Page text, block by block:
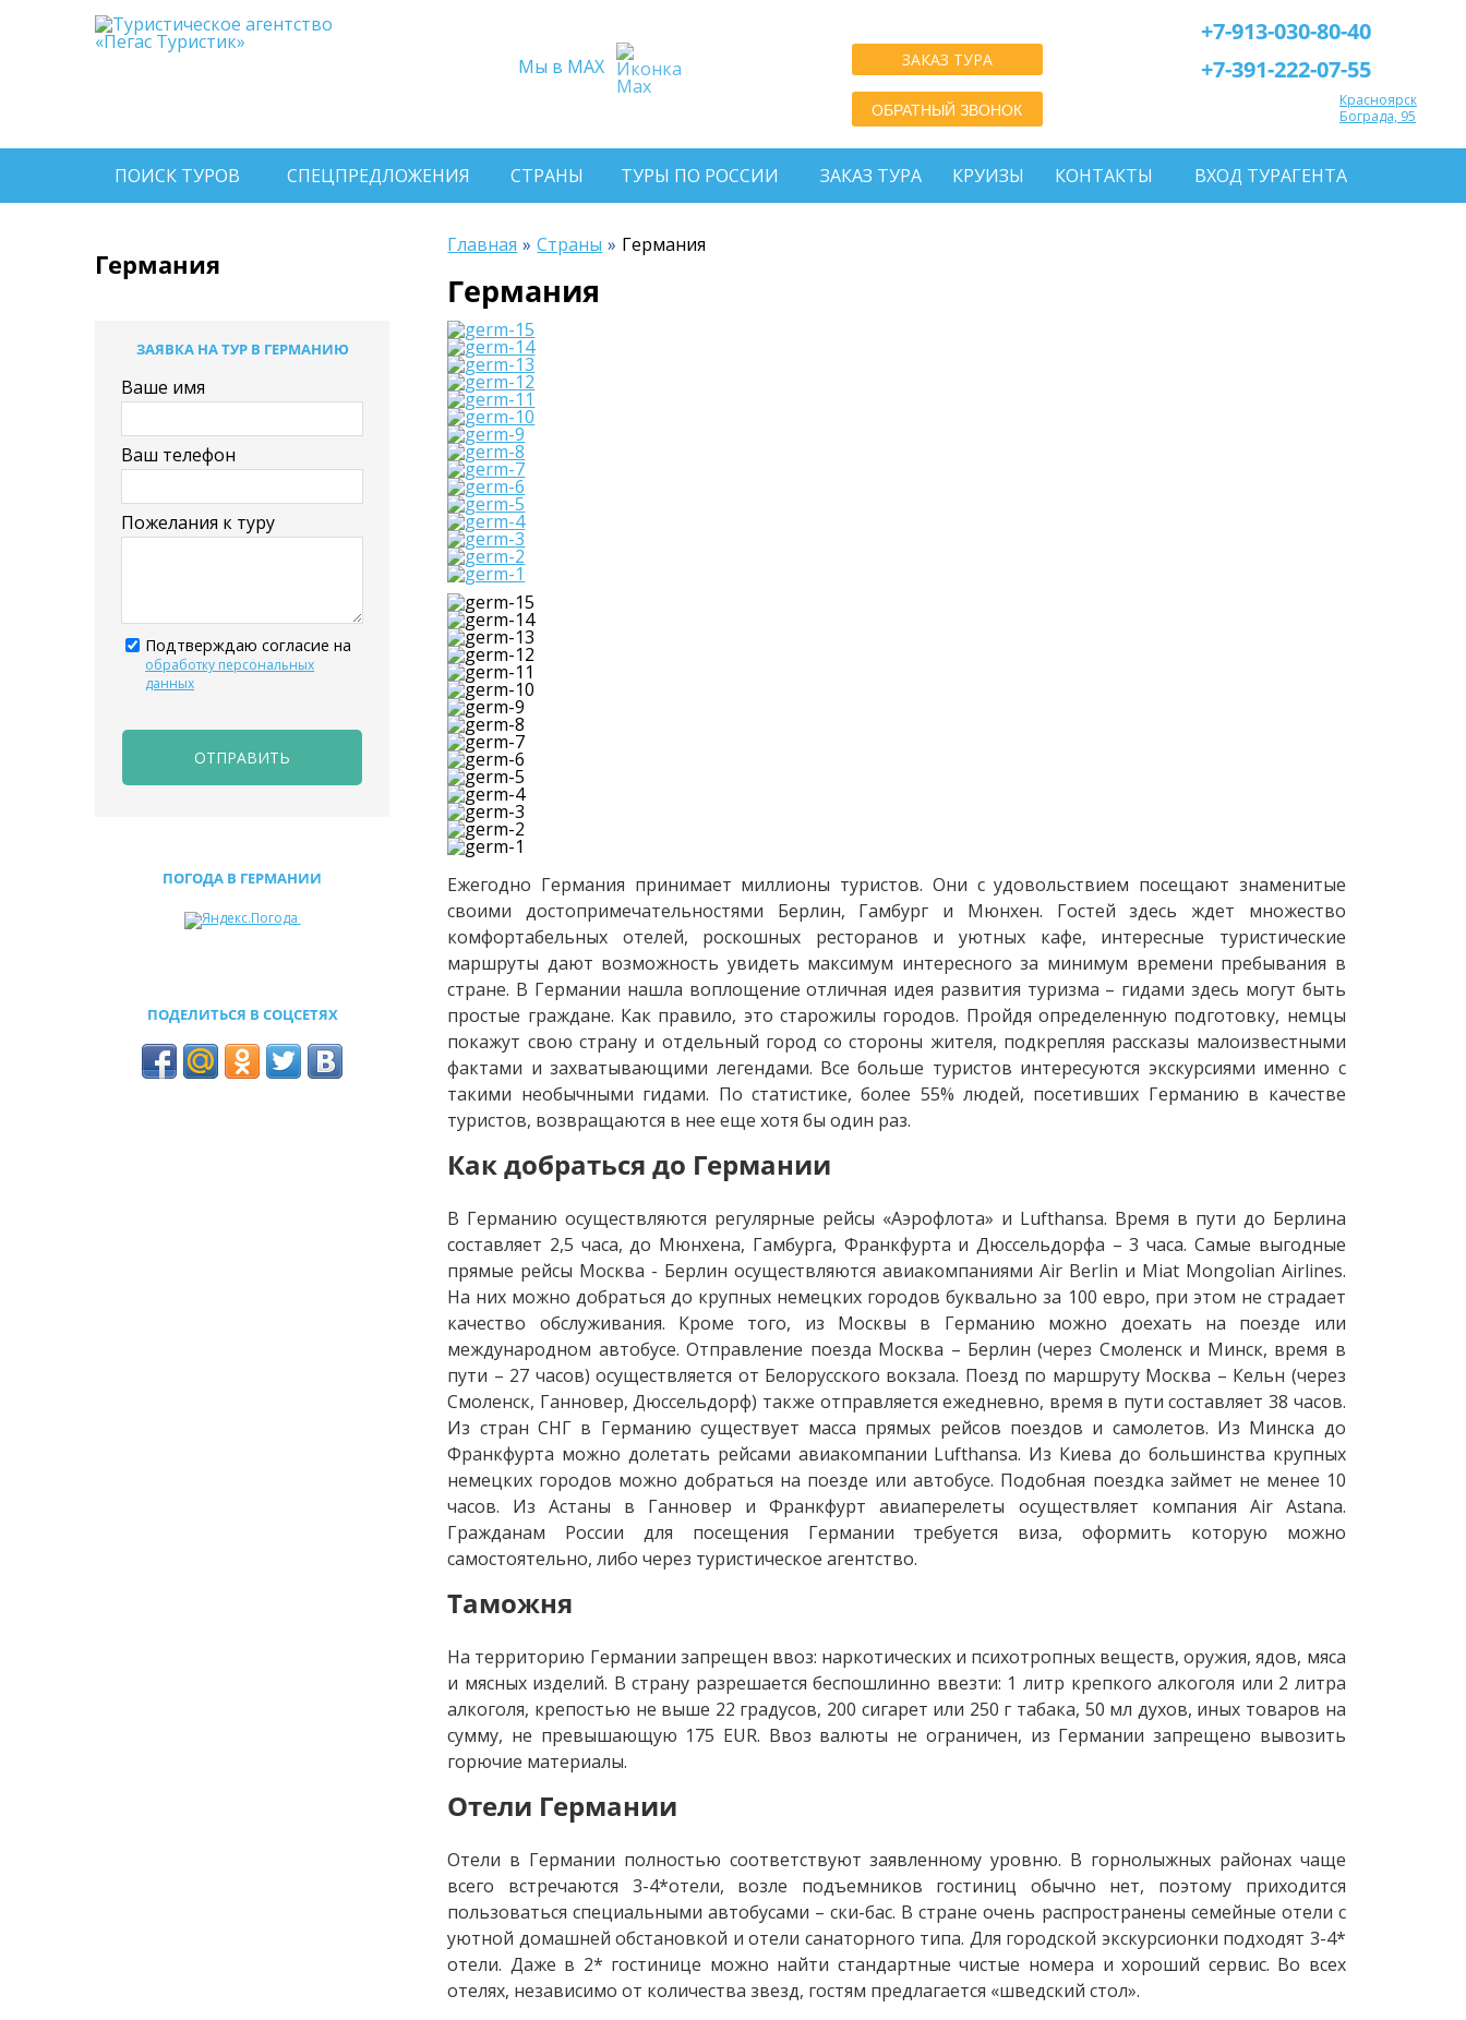
Мы в MAX ЗАКАЗ ТУРА
ОБРАТНЫЙ ЗВОНОК
+7-913-030-80-40
+7-391-222-07-55
Красноярск
Бограда, 95
ПОИСК ТУРОВ СПЕЦПРЕДЛОЖЕНИЯ СТРАНЫ ТУРЫ ПО РОССИИ ЗАКАЗ ТУРА КРУИЗЫ КОНТАКТЫ ВХОД ТУРАГЕНТА
Главная Страны Германия
Германия
Ежегодно Германия принимает миллионы туристов. Они с удовольствием посещают знаменитые
своими достопримечательностями Берлин, Гамбург и Мюнхен. Гостей здесь ждет множество
комфортабельных отелей, роскошных ресторанов и уютных кафе, интересные туристические
маршруты дают возможность увидеть максимум интересного за минимум времени пребывания в
стране. В Германии нашла воплощение отличная идея развития туризма – гидами здесь могут быть
простые граждане. Как правило, это старожилы городов. Пройдя определенную подготовку, немцы
покажут свою страну и отдельный город со стороны жителя, подкрепляя рассказы малоизвестными
фактами и захватывающими легендами. Все больше туристов интересуются экскурсиями именно с
такими необычными гидами. По статистике, более 55% людей, посетивших Германию в качестве
туристов, возвращаются в нее еще хотя бы один раз.
Как добраться до Германии
В Германию осуществляются регулярные рейсы «Аэрофлота» и Lufthansa. Время в пути до Берлина
составляет 2,5 часа, до Мюнхена, Гамбурга, Франкфурта и Дюссельдорфа – 3 часа. Самые выгодные
прямые рейсы Москва - Берлин осуществляются авиакомпаниями Air Berlin и Miat Mongolian Airlines.
На них можно добраться до крупных немецких городов буквально за 100 евро, при этом не страдает
качество обслуживания. Кроме того, из Москвы в Германию можно доехать на поезде или
международном автобусе. Отправление поезда Москва – Берлин (через Смоленск и Минск, время в
пути – 27 часов) осуществляется от Белорусского вокзала. Поезд по маршруту Москва – Кельн (через
Смоленск, Ганновер, Дюссельдорф) также отправляется ежедневно, время в пути составляет 38 часов.
Из стран СНГ в Германию существует масса прямых рейсов поездов и самолетов. Из Минска до
Франкфурта можно долетать рейсами авиакомпании Lufthansa. Из Киева до большинства крупных
немецких городов можно добраться на поезде или автобусе. Подобная поездка займет не менее 10
часов. Из Астаны в Ганновер и Франкфурт авиаперелеты осуществляет компания Air Astana.
Гражданам России для посещения Германии требуется виза, оформить которую можно
самостоятельно, либо через туристическое агентство.
Таможня
На территорию Германии запрещен ввоз: наркотических и психотропных веществ, оружия, ядов, мяса
и мясных изделий. В страну разрешается беспошлинно ввезти: 1 литр крепкого алкоголя или 2 литра
алкоголя, крепостью не выше 22 градусов, 200 сигарет или 250 г табака, 50 мл духов, иных товаров на
сумму, не превышающую 175 EUR. Ввоз валюты не ограничен, из Германии запрещено вывозить
горючие материалы.
Отели Германии
Отели в Германии полностью соответствуют заявленному уровню. В горнолыжных районах чаще
всего встречаются 3-4*отели, возле подъемников гостиниц обычно нет, поэтому приходится
пользоваться специальными автобусами – ски-бас. В стране очень распространены семейные отели с
уютной домашней обстановкой и отели санаторного типа. Для городской экскурсионки подходят 3-4*
отели. Даже в 2* гостинице можно найти стандартные чистые номера и хороший сервис. Во всех
отелях, независимо от количества звезд, гостям предлагается «шведский стол».
Германия
ЗАЯВКА НА ТУР В ГЕРМАНИЮ
Ваше имя
Ваш телефон
Пожелания к туру
Подтверждаю согласие на
обработку персональных
данных
ОТПРАВИТЬ
ПОГОДА В ГЕРМАНИИ
ПОДЕЛИТЬСЯ В СОЦСЕТЯХ